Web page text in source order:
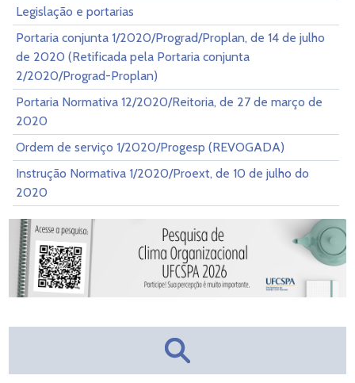
Legislação e portarias
Portaria conjunta 1/2020/Prograd/Proplan, de 14 de julho
de 2020 (Retificada pela Portaria conjunta
2/2020/Prograd-Proplan)
Portaria Normativa 12/2020/Reitoria, de 27 de março de
2020
Ordem de serviço 1/2020/Progesp (REVOGADA)
Instrução Normativa 1/2020/Proext, de 10 de julho do
2020